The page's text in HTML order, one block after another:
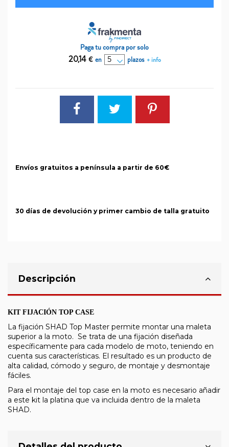
Paga tu compra por solo
20,14 € en plazos + info
Envíos gratuitos a península a partir de 60€
30 días de devolución y primer cambio de talla gratuito
Descripción
KIT FIJACIÓN TOP CASE
La fijación SHAD Top Master permite montar una maleta
superior a la moto. Se trata de una fijación diseñada
específicamente para cada modelo de moto, teniendo en
cuenta sus características. El resultado es un producto de
alta calidad, cómodo y seguro, de montaje y desmontaje
fáciles.
Para el montaje del top case en la moto es necesario añadir
a este kit la platina que va incluida dentro de la maleta
SHAD.